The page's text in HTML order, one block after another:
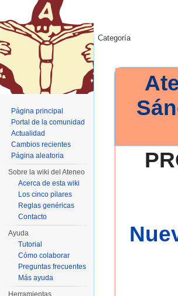
Categoría
Página principal
Portal de la comunidad
Actualidad
Cambios recientes
Página aleatoria
Sobre la wiki del Ateneo
Acerca de esta wiki
Los cinco pilares
Reglas genéricas
Contacto
Ayuda
Tutorial
Cómo colaborar
Preguntas frecuentes
Más ayuda
Herramientas